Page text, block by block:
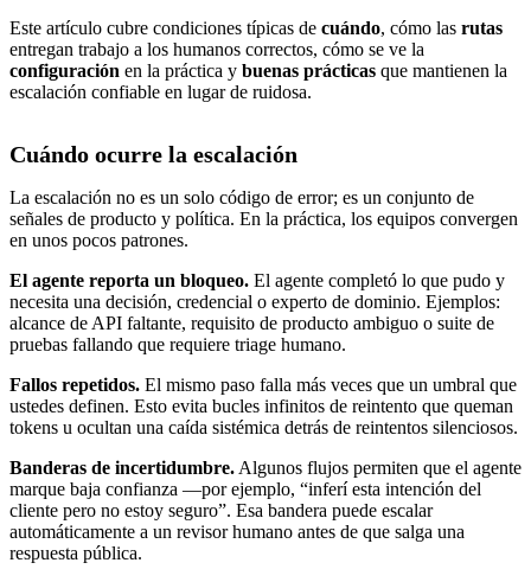
Este artículo cubre condiciones típicas de cuándo, cómo las rutas
entregan trabajo a los humanos correctos, cómo se ve la
configuración en la práctica y buenas prácticas que mantienen la
escalación confiable en lugar de ruidosa.
Cuándo ocurre la escalación
La escalación no es un solo código de error; es un conjunto de
señales de producto y política. En la práctica, los equipos convergen
en unos pocos patrones.
El agente reporta un bloqueo. El agente completó lo que pudo y
necesita una decisión, credencial o experto de dominio. Ejemplos:
alcance de API faltante, requisito de producto ambiguo o suite de
pruebas fallando que requiere triage humano.
Fallos repetidos. El mismo paso falla más veces que un umbral que
ustedes definen. Esto evita bucles infinitos de reintento que queman
tokens u ocultan una caída sistémica detrás de reintentos silenciosos.
Banderas de incertidumbre.Algunos flujos permiten que el agente
marque baja confianza —por ejemplo, “inferí esta intención del
cliente pero no estoy seguro”. Esa bandera puede escalar
automáticamente a un revisor humano antes de que salga una
respuesta pública.